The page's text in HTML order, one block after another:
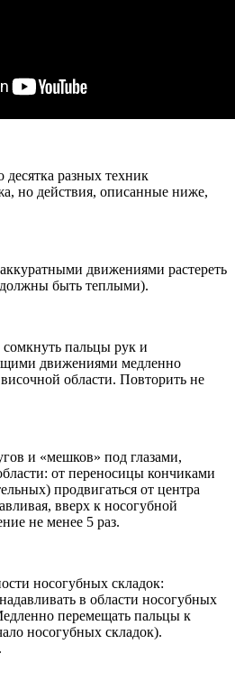
десятка разных техник
но действия, описанные ниже,
движениями растереть
должны быть теплыми).
пальцы рук и
движениями медленно
области. Повторить не
и «мешков» под глазами,
от переносицы кончиками
продвигаться от центра
вверх к носогубной
не менее 5 раз.
носогубных складок:
в области носогубных
перемещать пальцы к
носогубных складок).